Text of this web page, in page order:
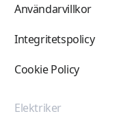
Användarvillkor
Integritetspolicy
Cookie Policy
Elektriker